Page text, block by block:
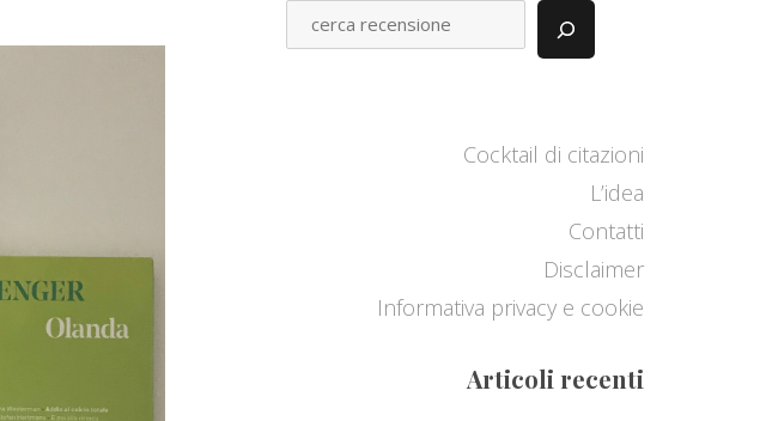
Cocktail di citazioni
L’idea
Contatti
Disclaimer
Informativa privacy e cookie
Articoli recenti